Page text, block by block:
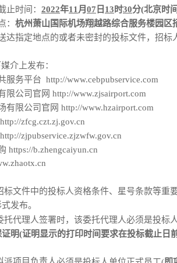
止时间： 2022年11 月 07 日 13 时30分(北京时间
： 杭州萧山国际机场翔越路综合服务楼园区
达指定地点的或者未密封的投标文件，招标
介上发布：
服务平台 http://www.cebpubservice.com
限公司官网 http://www.zjsairport.com
有限公司官网 http://www.hzairport.com
http://zfcg.czt.zj.gov.cn
http://zjpubservice.zjzwfw.gov.cn
https://b.zhengcaiyun.cn
标文件中的投标人资格条件、星号条款等
发布。
托代理人签署时，该委托代理人必须是投标
明(证明显示的打印时间要求在投标截止日